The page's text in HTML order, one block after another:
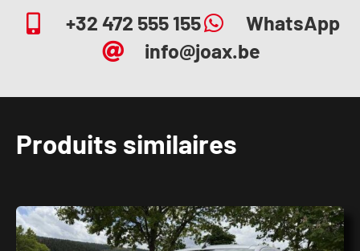
+32 472 555 155
WhatsApp
info@joax.be
Produits similaires